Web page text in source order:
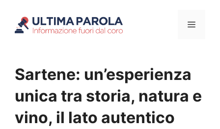
Menu
Sartene: un’esperienza
unica tra storia, natura e
vino, il lato autentico